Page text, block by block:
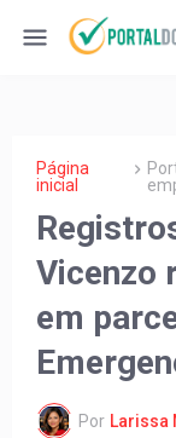
Página
inicial
Vicenzo
em
Por Larissa